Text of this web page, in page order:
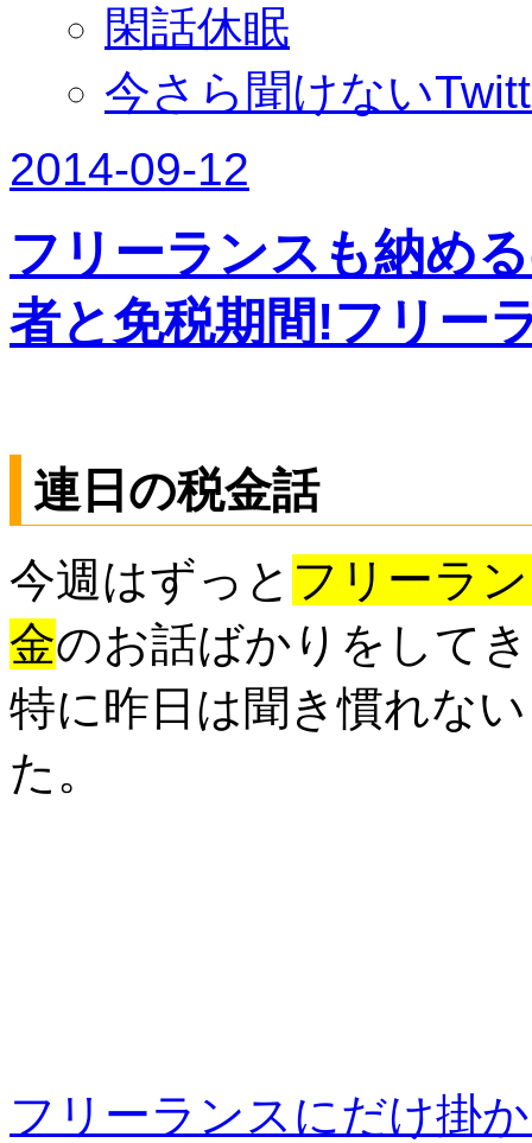
閑話休眠
今さら聞けない
2014-09-12
フリーランスも納め
者と免税期間!フリー
連日の税金話
今週はずっと フリーラ
金のお話ばかりをして
特に昨日は聞き慣れない
た。
フリーランスにだけ掛